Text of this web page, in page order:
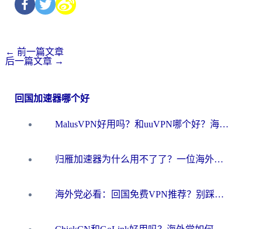
← 前一篇文章
后一篇文章 →
回国加速器哪个好
MalusVPN好用吗？和uuVPN哪个好？海外党无缝访问国内资源的真实对比与选择指南
归雁加速器为什么用不了了？一位海外游子的真实困惑与技术解答
海外党必看：回国免费VPN推荐？别踩坑！教你选对加速器无缝刷国内资源